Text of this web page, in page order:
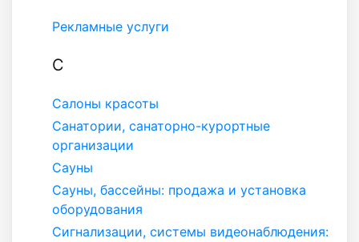
Рекламные услуги
С
Салоны красоты
Санатории, санаторно-курортные
организации
Сауны
Сауны, бассейны: продажа и установка
оборудования
Сигнализации, системы видеонаблюдения: